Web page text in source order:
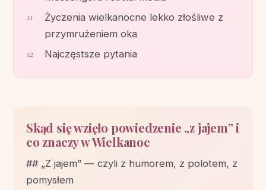
Życzenia wielkanocne lekko złośliwe z
przymrużeniem oka
Najczęstsze pytania
Skąd się wzięło powiedzenie „z jajem” i
co znaczy w Wielkanoc
## „Z jajem” — czyli z humorem, z polotem, z
pomysłem